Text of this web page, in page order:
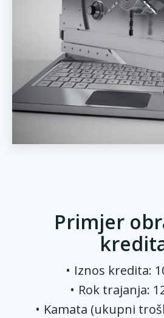
Primjer
Iznos kredita:
Rok trajanja:
Kamata (ukupni